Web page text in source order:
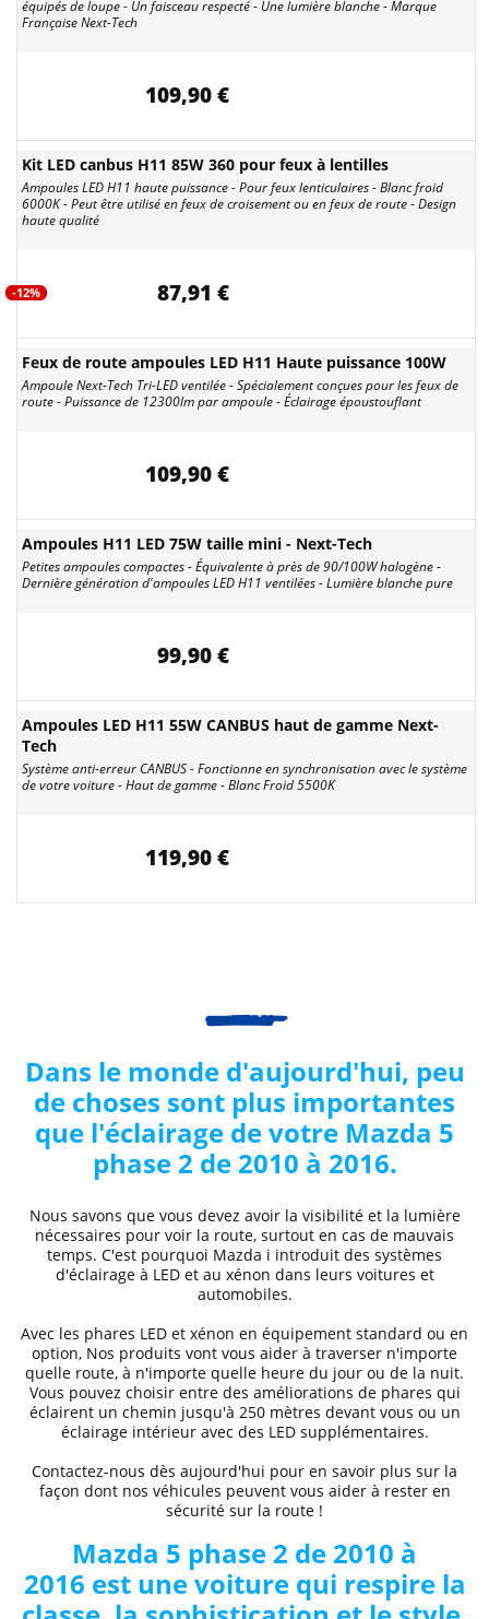
équipés de loupe - Un faisceau respecté - Une lumière blanche - Marque
Française Next-Tech
109,90 €
Kit LED canbus H11 85W 360 pour feux à lentilles
Ampoules LED H11 haute puissance - Pour feux lenticulaires - Blanc froid
6000K - Peut être utilisé en feux de croisement ou en feux de route - Design
haute qualité
-12% 87,91 €
Feux de route ampoules LED H11 Haute puissance 100W
Ampoule Next-Tech Tri-LED ventilée - Spécialement conçues pour les feux de
route - Puissance de 12300lm par ampoule - Éclairage époustouflant
109,90 €
Ampoules H11 LED 75W taille mini - Next-Tech
Petites ampoules compactes - Équivalente à près de 90/100W halogène -
Dernière génération d'ampoules LED H11 ventilées - Lumière blanche pure
99,90 €
Ampoules LED H11 55W CANBUS haut de gamme Next-
Tech
Système anti-erreur CANBUS - Fonctionne en synchronisation avec le système
de votre voiture - Haut de gamme - Blanc Froid 5500K
119,90 €
Dans le monde d'aujourd'hui, peu
de choses sont plus importantes
que l'éclairage de votre Mazda 5
phase 2 de 2010 à 2016.
Nous savons que vous devez avoir la visibilité et la lumière
nécessaires pour voir la route, surtout en cas de mauvais
temps. C'est pourquoi Mazda i introduit des systèmes
d'éclairage à LED et au xénon dans leurs voitures et
automobiles.
Avec les phares LED et xénon en équipement standard ou en
option, Nos produits vont vous aider à traverser n'importe
quelle route, à n'importe quelle heure du jour ou de la nuit.
Vous pouvez choisir entre des améliorations de phares qui
éclairent un chemin jusqu'à 250 mètres devant vous ou un
éclairage intérieur avec des LED supplémentaires.
Contactez-nous dès aujourd'hui pour en savoir plus sur la
façon dont nos véhicules peuvent vous aider à rester en
sécurité sur la route !
Mazda 5 phase 2 de 2010 à
2016 est une voiture qui respire la